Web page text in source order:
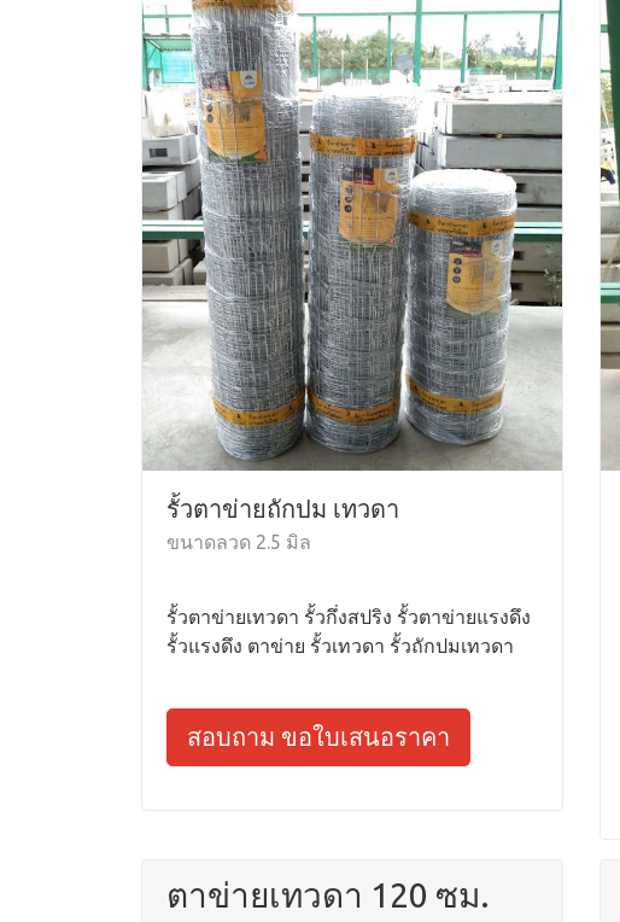
รั้วตาข่ายถักปม เทวดา
ขนาดลวด 2.5 มิล
รั้วตาข่ายเทวดา รั้วกึ่งสปริง รั้วตาข่ายแรงดึง
รั้วแรงดึง ตาข่าย รั้วเทวดา รั้วถักปมเทวดา
สอบถาม ขอใบเสนอราคา
ตาข่ายเทวดา 120 ซม.